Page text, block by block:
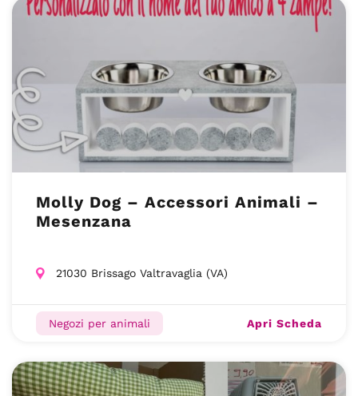
Molly Dog – Accessori Animali –
Mesenzana
21030 Brissago Valtravaglia (VA)
Negozi per animali Apri Scheda